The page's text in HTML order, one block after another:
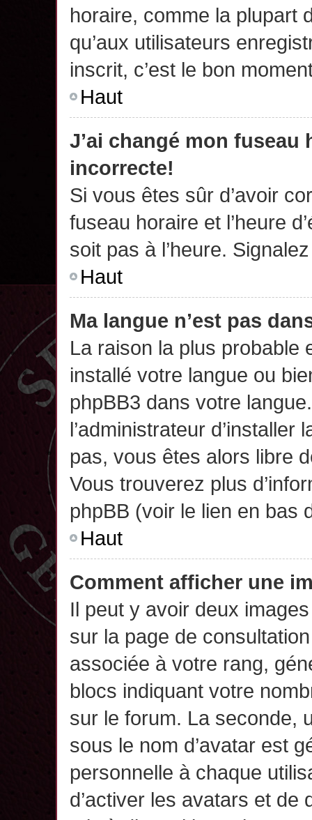
horaire, comme la plupart
qu’aux utilisateurs
inscrit, c’est le bon
Haut
J’ai changé mon fuseau
incorrecte!
Si vous êtes sûr d’avoir
fuseau horaire et l’heure
soit pas à l’heure.
Haut
Ma langue n’est pas
La raison la plus probable
installé votre langue ou
phpBB3 dans votre
l’administrateur d’installer
pas, vous êtes alors libre
Vous trouverez plus
phpBB (voir le lien en bas
Haut
Comment afficher une
Il peut y avoir deux
sur la page de
associée à votre rang,
blocs indiquant votre
sur le forum. La seconde,
sous le nom d’avatar est
personnelle à chaque
d’activer les avatars et de